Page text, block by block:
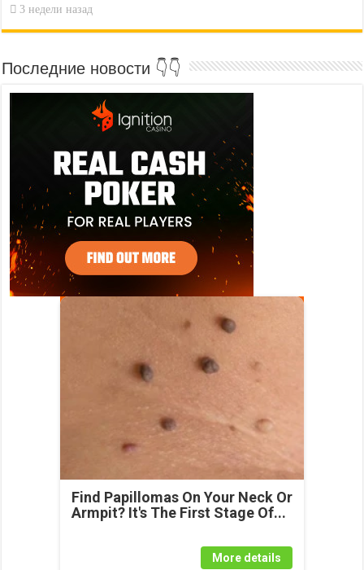
3 недели назад
Последние новости 👇👇
Find Papillomas On Your Neck Or
Armpit? It's The First Stage Of...
More details